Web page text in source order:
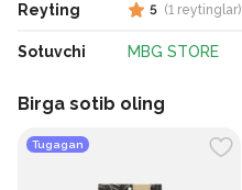
Reyting
Sotuvchi
5 (1 reytinglar)
MBG STORE
Birga sotib oling
Tugagan